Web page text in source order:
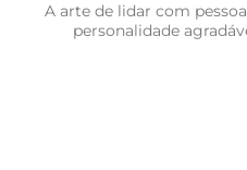
A arte de lidar com
personalidade